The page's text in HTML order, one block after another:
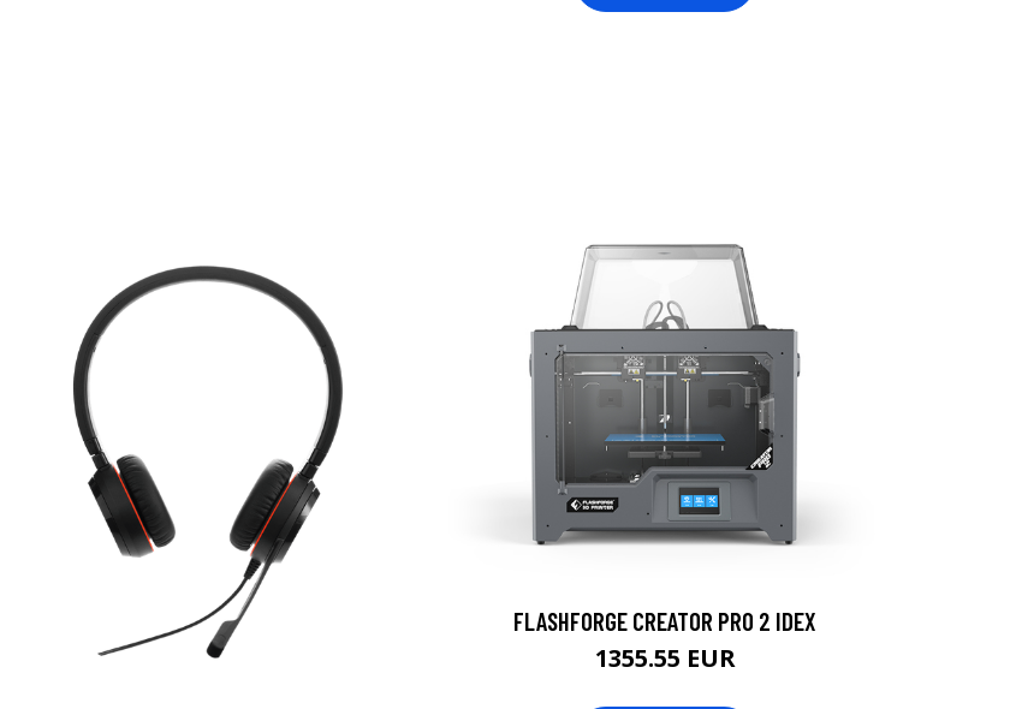
FLASHFORGE CREATOR PRO 2 IDEX
1355.55 EUR